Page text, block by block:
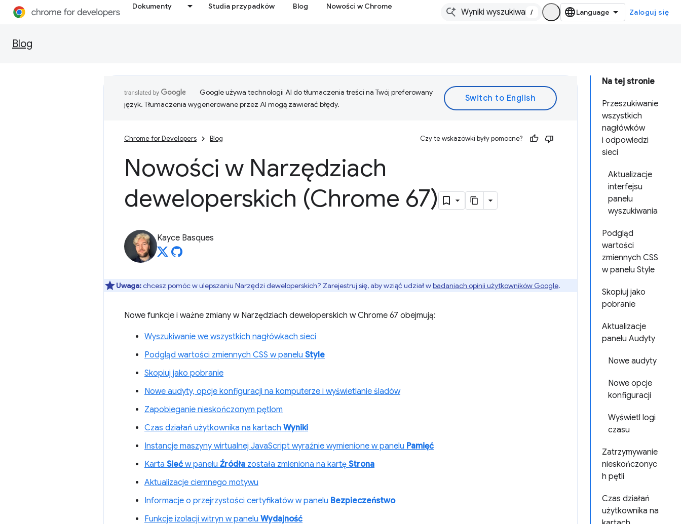
Dokumenty Studia przypadków Blog Nowości w Chrome
/ Zaloguj się
Blog
Na tej stronie
Przeszukiwanie
wszystkich
nagłówków
i odpowiedzi
sieci
Aktualizacje
interfejsu
panelu
wyszukiwania
Podgląd
wartości
zmiennych CSS
w panelu Style
Skopiuj jako
pobranie
Aktualizacje
panelu Audyty
Nowe audyty
Nowe opcje
konfiguracji
Wyświetl logi
czasu
Zatrzymywanie
nieskończonyc
h pętli
Czas działań
użytkownika na
Google używa technologii AI do tłumaczenia treści na Twój preferowany
język. Tłumaczenia wygenerowane przez AI mogą zawierać błędy.
Chrome for Developers Blog Czy te wskazówki były pomocne?
Nowości w Narzędziach
deweloperskich (Chrome 67)
Kayce Basques
Uwaga:chcesz pomóc w ulepszaniu Narzędzi deweloperskich? Zarejestruj się, aby wziąć udział wbadaniach opinii użytkowników Google.
Nowe funkcje i ważne zmiany w Narzędziach deweloperskich w Chrome 67 obejmują:
Wyszukiwanie we wszystkich nagłówkach sieci
Podgląd wartości zmiennych CSS w panelu Style
Skopiuj jako pobranie
Nowe audyty, opcje konfiguracji na komputerze i wyświetlanie śladów
Zapobieganie nieskończonym pętlom
Czas działań użytkownika na kartach Wyniki
Instancje maszyny wirtualnej JavaScript wyraźnie wymienione w panelu Pamięć
Karta Sieć w panelu Źródła została zmieniona na kartę Strona
Aktualizacje ciemnego motywu
Informacje o przejrzystości certyfikatów w panelu Bezpieczeństwo
Funkcje izolacji witryn w panelu Wydajność